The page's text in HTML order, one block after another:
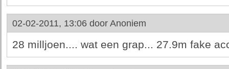
02-02-2011, 13:06 door Anoniem
28 milljoen.... wat een grap... 27.9m fake